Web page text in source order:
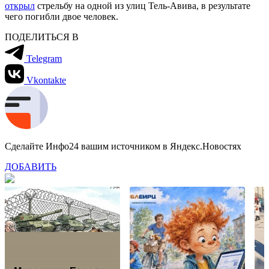
открыл стрельбу на одной из улиц Тель-Авива, в результате
чего погибли двое человек.
ПОДЕЛИТЬСЯ В
Telegram
Vkontakte
Сделайте Инфо24 вашим источником в Яндекс.Новостях
ДОБАВИТЬ